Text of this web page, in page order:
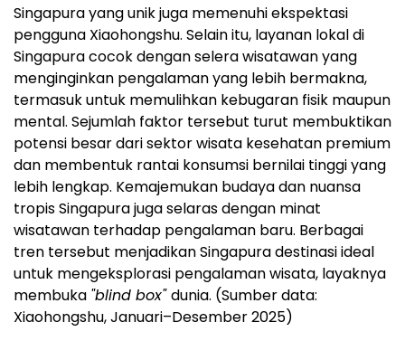
Singapura yang unik juga memenuhi ekspektasi
pengguna Xiaohongshu. Selain itu, layanan lokal di
Singapura cocok dengan selera wisatawan yang
menginginkan pengalaman yang lebih bermakna,
termasuk untuk memulihkan kebugaran fisik maupun
mental. Sejumlah faktor tersebut turut membuktikan
potensi besar dari sektor wisata kesehatan premium
dan membentuk rantai konsumsi bernilai tinggi yang
lebih lengkap. Kemajemukan budaya dan nuansa
tropis Singapura juga selaras dengan minat
wisatawan terhadap pengalaman baru. Berbagai
tren tersebut menjadikan Singapura destinasi ideal
untuk mengeksplorasi pengalaman wisata, layaknya
membuka "blind box"dunia. (Sumber data:
Xiaohongshu, Januari–Desember 2025)